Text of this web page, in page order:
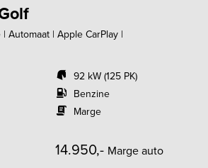
Automaat | Apple CarPlay |
92 kW (125 PK)
Benzine
Marge
14.950,- Marge auto